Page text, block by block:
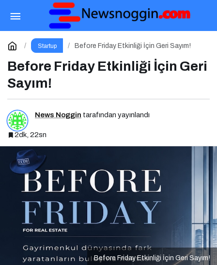
Startup Before Friday Etkinliği İçin Geri Sayım!
Before Friday Etkinliği İçin Geri
Sayım!
News Noggin tarafından yayınlandı
2dk, 22sn
Before Friday Etkinliği İçin Geri Sayım!
Google I/O 2026 ve Ajan Ekonomisi:
Girişimcinin Yeni Rakibi Arama Kutusu
Yorum Yap